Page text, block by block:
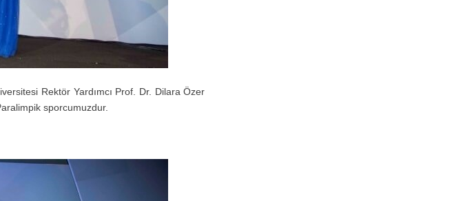
Rektör Yardımcı Prof. Dr. Dilara Özer
sporcumuzdur.